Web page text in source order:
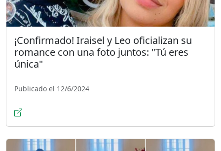
¡Confirmado! Iraisel y Leo oficializan su
romance con una foto juntos: "Tú eres
única"
Publicado el 12/6/2024